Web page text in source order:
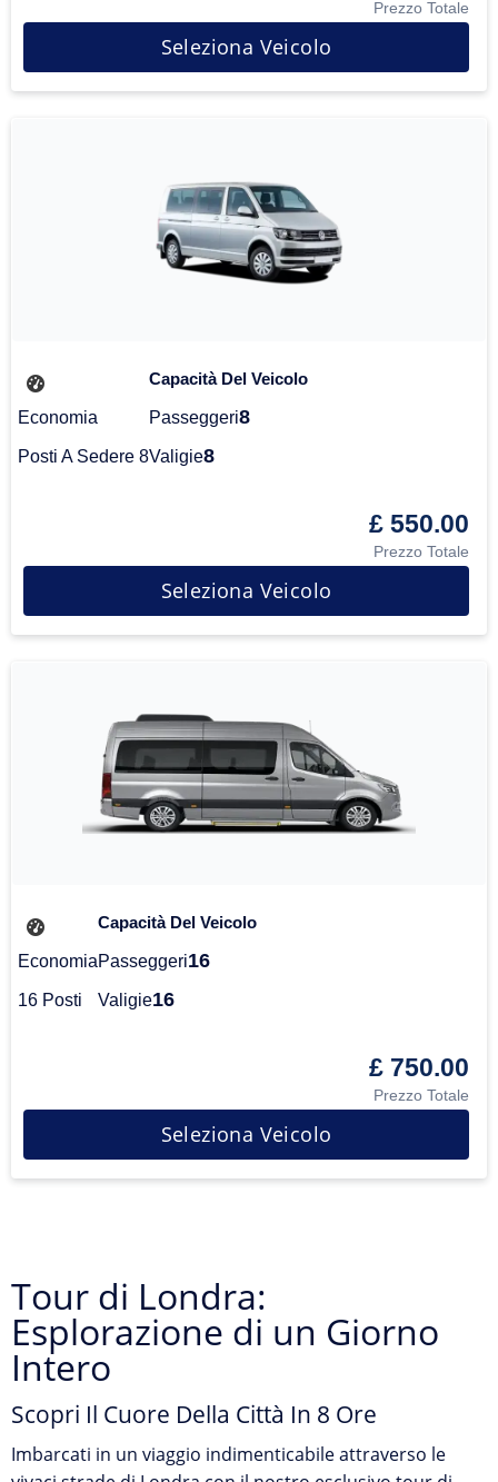
Prezzo Totale
Seleziona Veicolo
Economia
Posti A Sedere 8
Capacità Del Veicolo
Passeggeri8
Valigie8
£ 550.00
Prezzo Totale
Seleziona Veicolo
Economia
16 Posti
Capacità Del Veicolo
Passeggeri16
Valigie16
£ 750.00
Prezzo Totale
Seleziona Veicolo
Tour di Londra:
Esplorazione di un Giorno
Intero
Scopri Il Cuore Della Città In 8 Ore
Imbarcati in un viaggio indimenticabile attraverso le